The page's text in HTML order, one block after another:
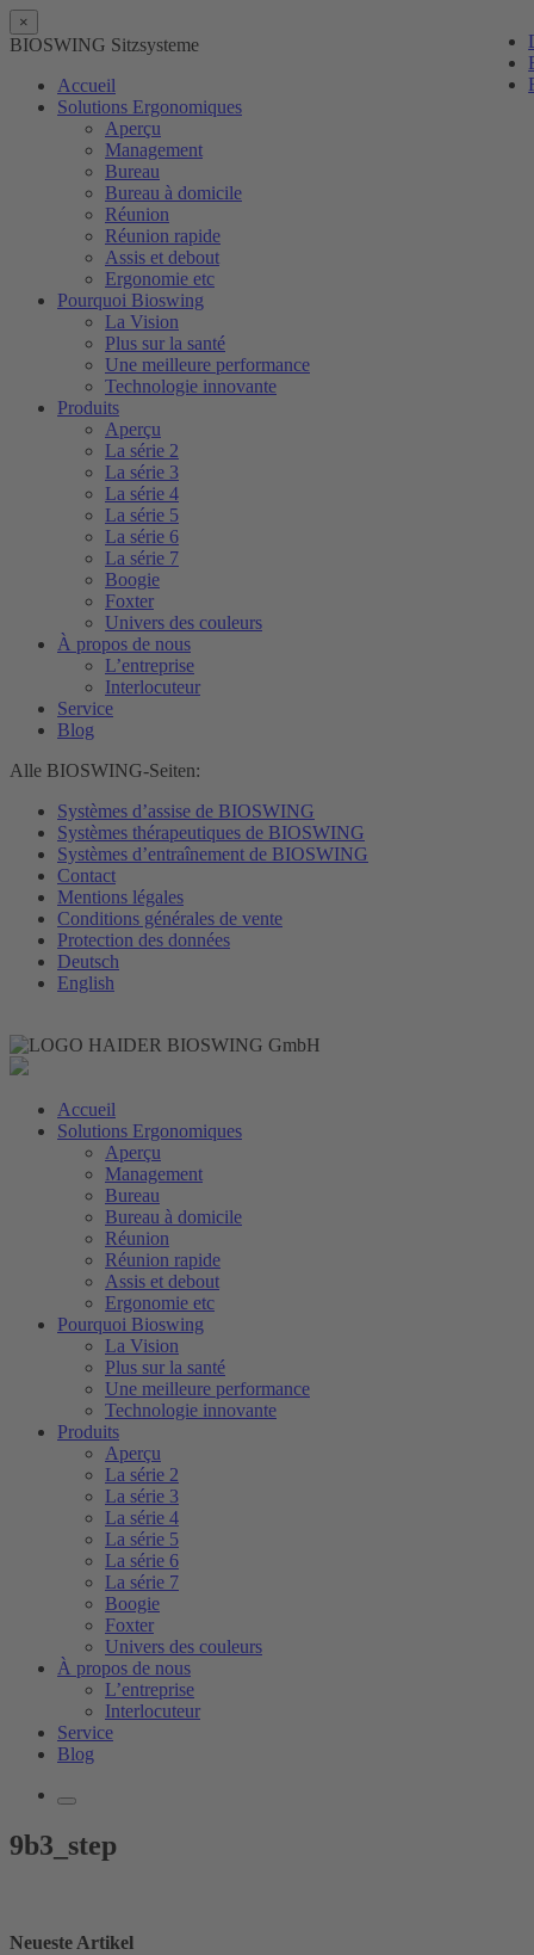
×
BIOSWING Sitzsysteme
Accueil
Solutions Ergonomiques
Aperçu
Management
Bureau
Bureau à domicile
Réunion
Réunion rapide
Assis et debout
Ergonomie etc
Pourquoi Bioswing
La Vision
Plus sur la santé
Une meilleure performance
Technologie innovante
Produits
Aperçu
La série 2
La série 3
La série 4
La série 5
La série 6
La série 7
Boogie
Foxter
Univers des couleurs
À propos de nous
L’entreprise
Interlocuteur
Service
Blog
Alle BIOSWING-Seiten:
Systèmes d’assise de BIOSWING
Systèmes thérapeutiques de BIOSWING
Systèmes d’entraînement de BIOSWING
Contact
Mentions légales
Conditions générales de vente
Protection des données
Deutsch
English
Accueil
Solutions Ergonomiques
Aperçu
Management
Bureau
Bureau à domicile
Réunion
Réunion rapide
Assis et debout
Ergonomie etc
Pourquoi Bioswing
La Vision
Plus sur la santé
Une meilleure performance
Technologie innovante
Produits
Aperçu
La série 2
La série 3
La série 4
La série 5
La série 6
La série 7
Boogie
Foxter
Univers des couleurs
À propos de nous
L’entreprise
Interlocuteur
Service
Blog
9b3_step
Neueste Artikel